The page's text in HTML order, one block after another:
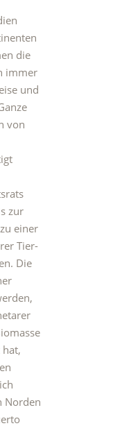
die
immer
und
von
zur
einer
Tier-
Die
Norden